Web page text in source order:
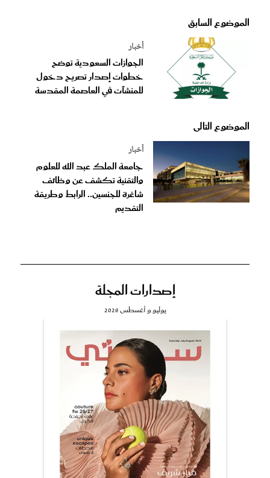
الموضوع السابق
أخبار
الجوازات السعودية توضح
خطوات إصدار تصريح دخول
للمنشآت في العاصمة المقدسة
الموضوع التالى
أخبار
جامعة الملك عبد الله للعلوم
والتقنية تكشف عن وظائف
شاغرة للجنسين.. الرابط وطريقة
التقديم
إصدارات المجلة
يوليو و أغسطس 2026